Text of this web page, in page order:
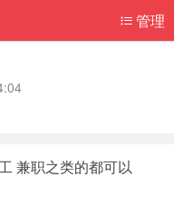
管理
兼职之类的都可以